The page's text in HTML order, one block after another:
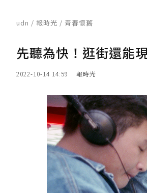
udn / 報時光 / 青春懷舊
先聽為快！逛街還能
2022-10-14 14:59 報時光